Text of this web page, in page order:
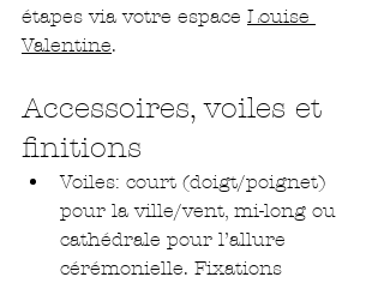
étapes via votre espace Louise
Valentine.
Accessoires, voiles et
finitions
Voiles: court (doigt/poignet)
pour la ville/vent, mi-long ou
cathédrale pour l’allure
cérémonielle. Fixations